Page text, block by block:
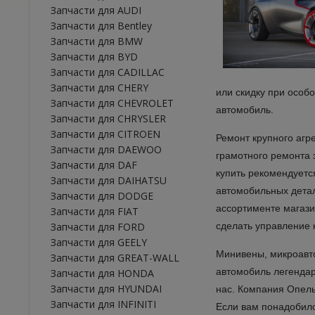
Запчасти для AUDI
Запчасти для Bentley
Запчасти для BMW
Запчасти для BYD
Запчасти для CADILLAC
Запчасти для CHERY
Запчасти для CHEVROLET
Запчасти для CHRYSLER
Запчасти для CITROEN
Запчасти для DAEWOO
Запчасти для DAF
Запчасти для DAIHATSU
Запчасти для DODGE
Запчасти для FIAT
Запчасти для FORD
Запчасти для GEELY
Запчасти для GREAT-WALL
Запчасти для HONDA
Запчасти для HYUNDAI
Запчасти для INFINITI
или скидку при
автомобиль.
Ремонт крупного
грамотного ремонта
купить
автомобильных
ассортименте
сделать
Минивены,
автомобиль
нас. Компания
Если вам